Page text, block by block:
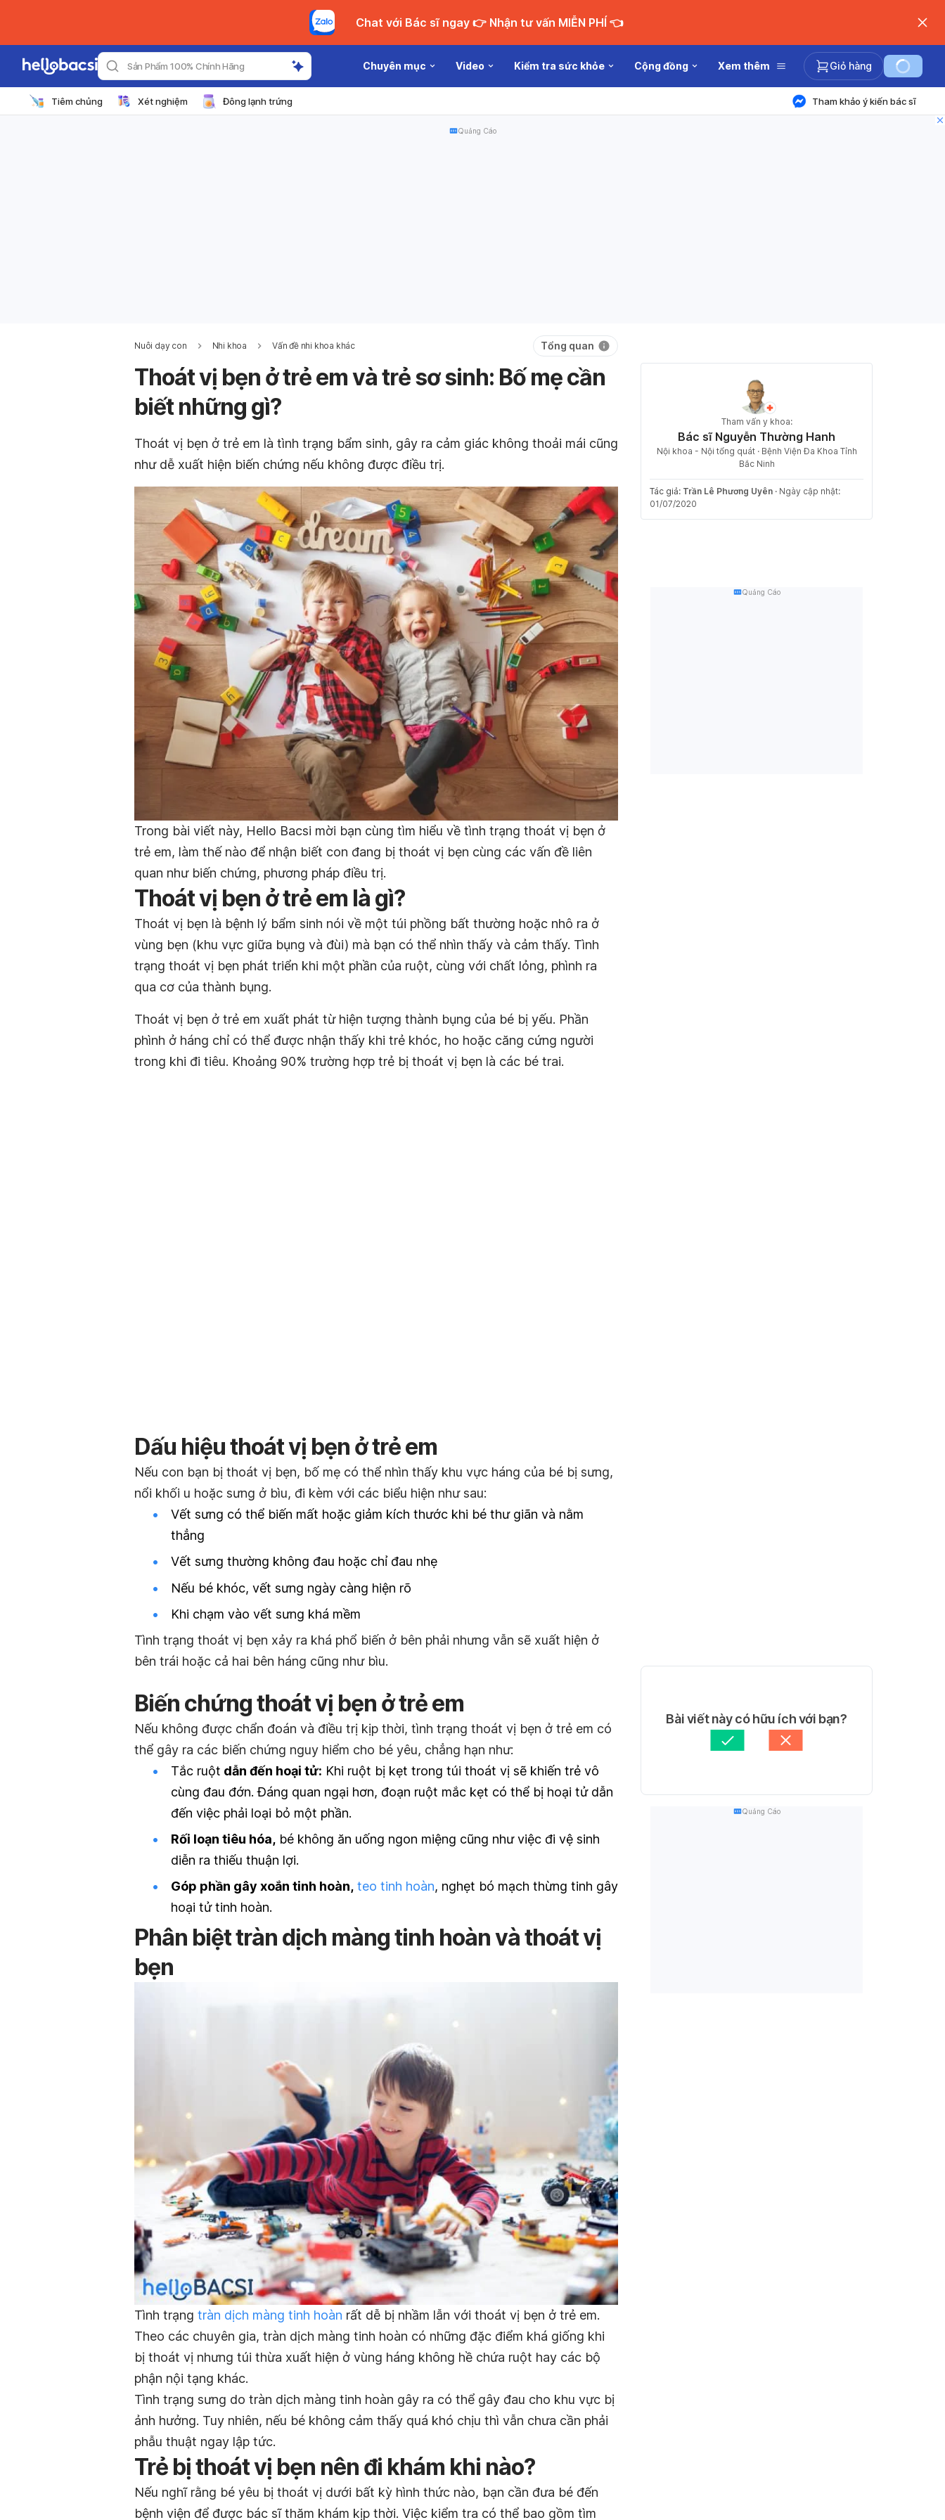
Chat với Bác sĩ ngay 👉 Nhận tư vấn MIỄN PHÍ 👈
Sản Phẩm 100% Chính Hãng Chuyên mục Video Kiểm tra sức khỏe Cộng đồng Xem thêm Giỏ hàng
Tiêm chủng Xét nghiệm Đông lạnh trứng Tham khảo ý kiến bác sĩ
Quảng Cáo
Nuôi dạy con Nhi khoa Vấn đề nhi khoa khác Tổng quan
Thoát vị bẹn ở trẻ em và trẻ sơ sinh: Bố mẹ cần
biết những gì?
Thoát vị bẹn ở trẻ em là tình trạng bẩm sinh, gây ra cảm giác không thoải mái cũng
như dễ xuất hiện biến chứng nếu không được điều trị.
Trong bài viết này, Hello Bacsi mời bạn cùng tìm hiểu về tình trạng thoát vị bẹn ở
trẻ em, làm thế nào để nhận biết con đang bị thoát vị bẹn cùng các vấn đề liên
quan như biến chứng, phương pháp điều trị.
Thoát vị bẹn ở trẻ em là gì?
Thoát vị bẹn là bệnh lý bẩm sinh nói về một túi phồng bất thường hoặc nhô ra ở
vùng bẹn (khu vực giữa bụng và đùi) mà bạn có thể nhìn thấy và cảm thấy. Tình
trạng thoát vị bẹn phát triển khi một phần của ruột, cùng với chất lỏng, phình ra
qua cơ của thành bụng.
Thoát vị bẹn ở trẻ em xuất phát từ hiện tượng thành bụng của bé bị yếu. Phần
phình ở háng chỉ có thể được nhận thấy khi trẻ khóc, ho hoặc căng cứng người
trong khi đi tiêu. Khoảng 90% trường hợp trẻ bị thoát vị bẹn là các bé trai.
Dấu hiệu thoát vị bẹn ở trẻ em
Nếu con bạn bị thoát vị bẹn, bố mẹ có thể nhìn thấy khu vực háng của bé bị sưng,
nổi khối u hoặc sưng ở bìu, đi kèm với các biểu hiện như sau:
Vết sưng có thể biến mất hoặc giảm kích thước khi bé thư giãn và nằm
thẳng
Vết sưng thường không đau hoặc chỉ đau nhẹ
Nếu bé khóc, vết sưng ngày càng hiện rõ
Khi chạm vào vết sưng khá mềm
Tình trạng thoát vị bẹn xảy ra khá phổ biến ở bên phải nhưng vẫn sẽ xuất hiện ở
bên trái hoặc cả hai bên háng cũng như bìu.
Biến chứng thoát vị bẹn ở trẻ em
Nếu không được chẩn đoán và điều trị kịp thời, tình trạng thoát vị bẹn ở trẻ em có
thể gây ra các biến chứng nguy hiểm cho bé yêu, chẳng hạn như:
Tắc ruột dẫn đến hoại tử: Khi ruột bị kẹt trong túi thoát vị sẽ khiến trẻ vô
cùng đau đớn. Đáng quan ngại hơn, đoạn ruột mắc kẹt có thể bị hoại tử dẫn
đến việc phải loại bỏ một phần.
Rối loạn tiêu hóa, bé không ăn uống ngon miệng cũng như việc đi vệ sinh
diễn ra thiếu thuận lợi.
Góp phần gây xoắn tinh hoàn, teo tinh hoàn, nghẹt bó mạch thừng tinh gây
hoại tử tinh hoàn.
Phân biệt tràn dịch màng tinh hoàn và thoát vị
bẹn
Tình trạng tràn dịch màng tinh hoàn rất dễ bị nhầm lẫn với thoát vị bẹn ở trẻ em.
Theo các chuyên gia, tràn dịch màng tinh hoàn có những đặc điểm khá giống khi
bị thoát vị nhưng túi thừa xuất hiện ở vùng háng không hề chứa ruột hay các bộ
phận nội tạng khác.
Tình trạng sưng do tràn dịch màng tinh hoàn gây ra có thể gây đau cho khu vực bị
ảnh hưởng. Tuy nhiên, nếu bé không cảm thấy quá khó chịu thì vẫn chưa cần phải
phẫu thuật ngay lập tức.
Trẻ bị thoát vị bẹn nên đi khám khi nào?
Nếu nghĩ rằng bé yêu bị thoát vị dưới bất kỳ hình thức nào, bạn cần đưa bé đến
bệnh viện để được bác sĩ thăm khám kịp thời. Việc kiểm tra có thể bao gồm tìm
Tham vấn y khoa:
Bác sĩ Nguyễn Thường Hanh
Nội khoa - Nội tổng quát · Bệnh Viện Đa Khoa Tỉnh
Bắc Ninh
Tác giả: Trần Lê Phương Uyên · Ngày cập nhật:
01/07/2020
Quảng Cáo
Bài viết này có hữu ích với bạn?
Quảng Cáo